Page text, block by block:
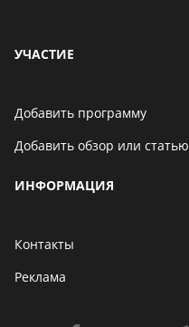
УЧАСТИЕ
Добавить программу
Добавить обзор или статью
ИНФОРМАЦИЯ
Контакты
Реклама